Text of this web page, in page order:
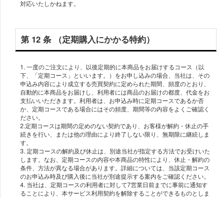
第 12 条 （定期購⼊にかかる特約）
1. ⼀度のご注⽂により、以後定期的に本商品をお届けするコース（以
下、「定期コース」といいます。）をお申し込みの場合、当社は、その
申込み内容により成⽴する売買契約に定められた期間、頻度のとおり、
⾃動的に本商品をお届けし、利⽤者には商品のお届けの都度、代⾦をお
⽀払いいただきます。利⽤者は、お申込み時に定期コースであるか否
か、定期コースである場合にはその頻度、期間等の内容をよくご確認く
ださい。
2.定期コースは期間の定めのない契約であり、お客様が解約・休⽌の⼿
続きを⾏い、または他の理由により終了しない限り、無期限に継続しま
す。
3. 定期コースの解約及び休⽌は、別途当社が指定する⽅法でお受けいた
します。なお、定期コースの内容や本商品の特性により、休⽌・解約の
条件、⽅法が異なる場合があります。詳細については、当該定期コース
のお申込み時及び購⼊後に当社が別途提⽰する案内をご確認ください。
4. 当社は、定期コースの利⽤者に対して7営業⽇前までに事前に通知す
ることにより、本サービス利⽤契約を解除することができるものとしま